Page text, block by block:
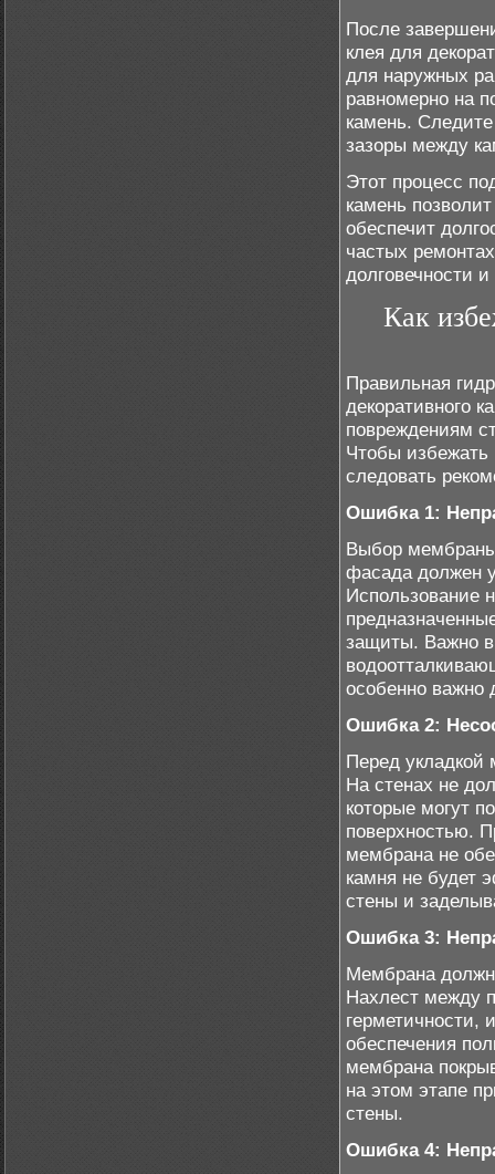
После
клея для
для наружных
равномерно на
камень.
зазоры между
Этот процесс
камень
обеспечит
частых
долговечности
Как
Правильная
декоративного
повреждениям
Чтобы избежать
следовать
Ошибка 1:
Выбор мембраны
фасада должен
Использование
защиты. Важно
особенно важно
Ошибка 2:
Перед
На стенах не
которые могут
поверхностью.
мембрана не
камня не будет
стены и
Ошибка 3:
Мембрана
Нахлест между
герметичности,
обеспечения
мембрана
на этом этапе
стены.
Ошибка 4: